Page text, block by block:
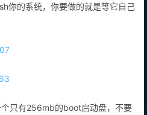
你的系统，你要做的就是等它自己
只有256mb的boot启动盘，不要